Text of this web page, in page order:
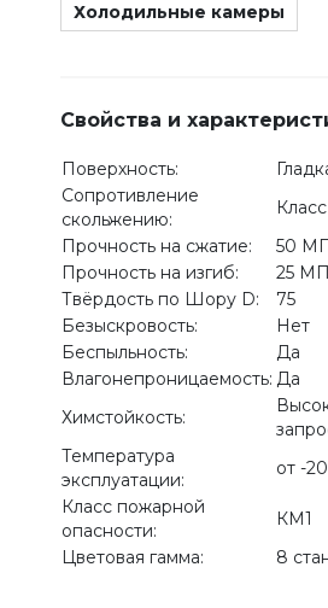
Холодильные камеры
Свойства и
Поверхность:
Сопротивление
скольжению:
Прочность на сжатие:
50
Прочность на изгиб:
25
Твёрдость по Шору D:
75
Безыскровость:
Нет
Беспыльность:
Да
Влагонепроницаемость: Да
Химстойкость:
Температура
эксплуатации:
от -20
Класс пожарной
опасности:
КМ1
Цветовая гамма:
8